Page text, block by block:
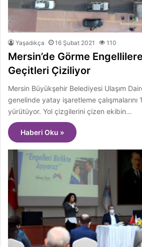
Yaşadıkça 16 Şubat 2021 110
Mersin’de Görme
Geçitleri Çiziliyor
Mersin Büyükşehir Belediyesi Ulaşım
genelinde yatay işaretleme
yürütüyor. Yol çizgilerini çizen ekibin…
Haberi Oku »